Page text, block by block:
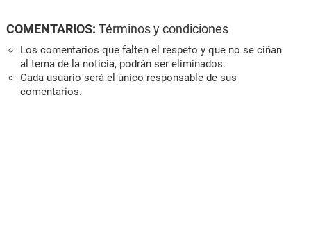
COMENTARIOS: Términos y condiciones
Los comentarios que falten el respeto y que no se ciñan
al tema de la noticia, podrán ser eliminados.
Cada usuario será el único responsable de sus
comentarios.